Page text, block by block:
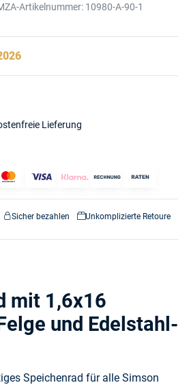
Artikelnummer: 10980-A-90-1
Lieferung
Sicher bezahlen Unkomplizierte Retoure
mit 1,6x16
und Edelstahl-
Speichenrad für alle Simson